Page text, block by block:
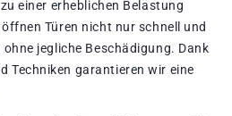
einer erheblichen Belastung
Türen nicht nur schnell und
jegliche Beschädigung. Dank
Techniken garantieren wir eine